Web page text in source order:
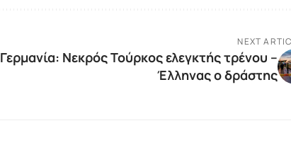
NEXT
Γερμανία: Νεκρός Τούρκος ελεγκτής τρένου –
Έλληνας ο δράστης